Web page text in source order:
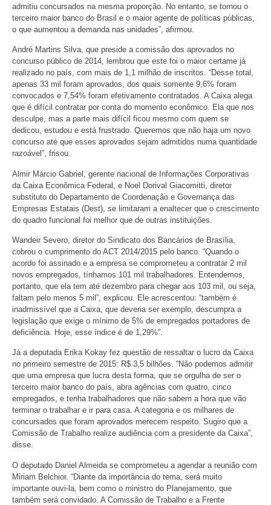
admitiu concursados na mesma proporção. No entanto, se tornou o
terceiro maior banco do Brasil e o maior agente de políticas públicas,
o que aumentou a demanda nas unidades”, afirmou.
André Martins Silva, que preside a comissão dos aprovados no
concurso público de 2014, lembrou que este foi o maior certame já
realizado no país, com mais de 1,1 milhão de inscritos. “Desse total,
apenas 33 mil foram aprovados, dos quais somente 9,6% foram
convocados e 7,54% foram efetivamente contratados. A Caixa alega
que é difícil contratar por conta do momento econômico. Ela que nos
desculpe, mas a parte mais difícil ficou mesmo com quem se
dedicou, estudou e está frustrado. Queremos que não haja um novo
concurso até que esses aprovados sejam admitidos numa quantidade
razoável”, frisou.
Almir Márcio Gabriel, gerente nacional de Informações Corporativas
da Caixa Econômica Federal, e Noel Dorival Giacomitti, diretor
substituto do Departamento de Coordenação e Governança das
Empresas Estatais (Dest), se limitaram a enaltecer que o crescimento
do quadro funcional foi melhor que de outras instituições.
Wandeir Severo, diretor do Sindicato dos Bancários de Brasília,
cobrou o cumprimento do ACT 2014/2015 pelo banco. “Quando o
acordo foi assinado e a empresa se comprometeu a contratar 2 mil
novos empregados, tínhamos 101 mil trabalhadores. Entendemos,
portanto, que ela tem até dezembro para chegar aos 103 mil, ou seja,
faltam pelo menos 5 mil”, explicou. Ele acrescentou: “também é
inadmissível que a Caixa, que deveria ser exemplo, descumpra a
legislação que exige o mínimo de 5% de empregados portadores de
deficiência. Hoje, esse índice é de 1,29%”.
Já a deputada Erika Kokay fez questão de ressaltar o lucro da Caixa
no primeiro semestre de 2015: R$ 3,5 bilhões. “Não podemos admitir
que uma empresa que lucra desta forma, que se orgulha de ser o
terceiro maior banco do país, abra agências com quatro, cinco
empregados, e tenha trabalhadores que não sabem a hora que vão
terminar o trabalhar e ir para casa. A categoria e os milhares de
concursados que foram aprovados merecem respeito. Sugiro que a
Comissão de Trabalho realize audiência com a presidente da Caixa”,
disse.
O deputado Daniel Almeida se comprometeu a agendar a reunião com
Miriam Belchior. “Diante da importância do tema, será muito
importante ouvi-la, bem como o ministro do Planejamento, que
também será convidado. A Comissão de Trabalho e a Frente